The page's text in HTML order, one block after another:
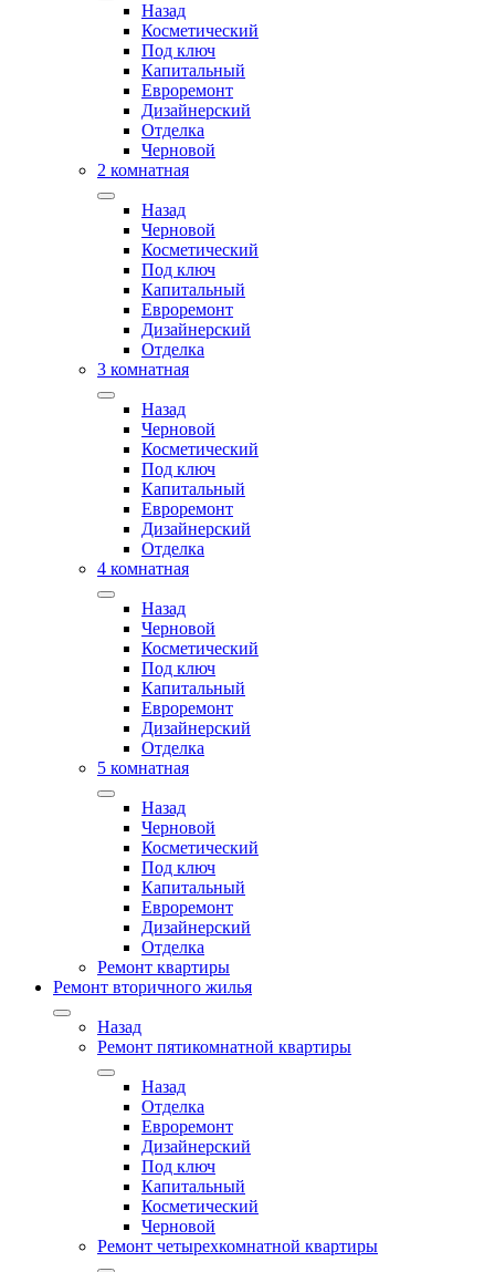
Назад
Косметический
Под ключ
Капитальный
Евроремонт
Дизайнерский
Отделка
Черновой
2 комнатная
Назад
Черновой
Косметический
Под ключ
Капитальный
Евроремонт
Дизайнерский
Отделка
3 комнатная
Назад
Черновой
Косметический
Под ключ
Капитальный
Евроремонт
Дизайнерский
Отделка
4 комнатная
Назад
Черновой
Косметический
Под ключ
Капитальный
Евроремонт
Дизайнерский
Отделка
5 комнатная
Назад
Черновой
Косметический
Под ключ
Капитальный
Евроремонт
Дизайнерский
Отделка
Ремонт квартиры
Ремонт вторичного жилья
Назад
Ремонт пятикомнатной квартиры
Назад
Отделка
Евроремонт
Дизайнерский
Под ключ
Капитальный
Косметический
Черновой
Ремонт четырехкомнатной квартиры